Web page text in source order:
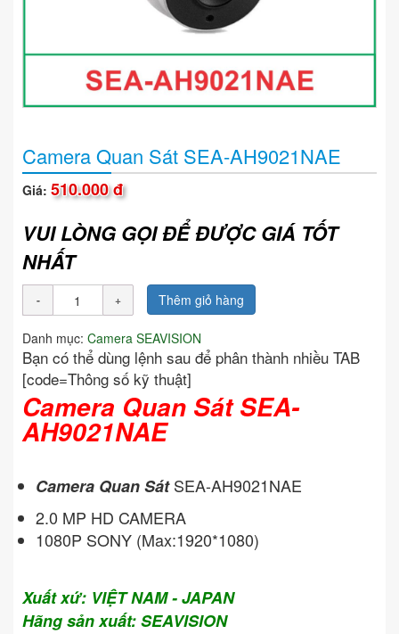
Camera Quan Sát SEA-AH9021NAE
Giá: 510.000 đ
VUI LÒNG GỌI ĐỂ ĐƯỢC GIÁ TỐT
NHẤT
Thêm giỏ hàng
Danh mục: Camera SEAVISION
Bạn có thể dùng lệnh sau để phân thành nhiều TAB
[code=Thông số kỹ thuật]
Camera Quan Sát SEA-
AH9021NAE
Camera Quan SátSEA-AH9021NAE
2.0 MP HD CAMERA
1080P SONY (Max:1920*1080)
Xuất xứ: VIỆT NAM - JAPAN
Hãng sản xuất: SEAVISION